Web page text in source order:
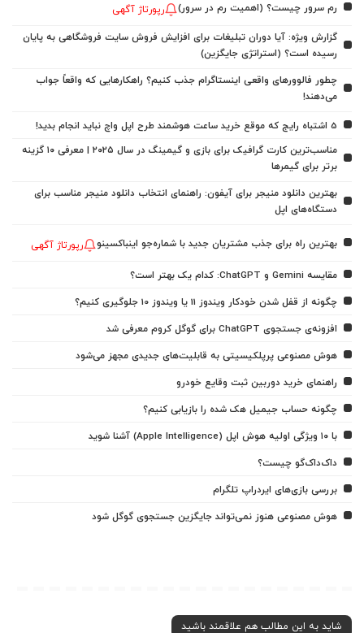
رم سرور چیست؟ (اهمیت رم در سرور) رپورتاژ آگهی
گزارش ویژه: آیا دوران تبلیغات برای افزایش فروش سایت فروشگاهی به پایان
رسیده است؟ (استراتژی جایگزین)
چطور فالوورهای واقعی اینستاگرام جذب کنیم؟ راهکارهایی که واقعاً جواب
می‌دهند!
5 اشتباه رایج که موقع خرید ساعت هوشمند طرح اپل واچ نباید انجام بدید!
مناسب‌ترین کارت گرافیک برای بازی و گیمینگ در سال ۲۰۲۵ | معرفی ۱۰ گزینه
برتر برای گیمرها
بهترین دانلود منیجر برای آیفون: راهنمای انتخاب دانلود منیجر مناسب برای
دستگاه‌های اپل
بهترین راه برای جذب مشتریان جدید با شماره‌جو اینباکسینو رپورتاژ آگهی
مقایسه Gemini و ChatGPT: کدام یک بهتر است؟
چگونه از قفل شدن خودکار ویندوز 11 یا ویندوز 10 جلوگیری کنیم؟
افزونه‌ی جستجوی ChatGPT برای گوگل کروم معرفی شد
هوش مصنوعی پرپلکیسیتی به قابلیت‌های جدیدی مجهز می‌شود
راهنمای خرید دوربین ثبت وقایع خودرو
چگونه حساب جیمیل هک شده را بازیابی کنیم؟
با ۱۰ ویژگی اولیه هوش اپل (Apple Intelligence) آشنا شوید
داک‌داک‌گو چیست؟
بررسی بازی‌های ایردراپ تلگرام
هوش مصنوعی هنوز نمی‌تواند جایگزین جستجوی گوگل شود
شاید به این مطالب هم علاقمند باشید